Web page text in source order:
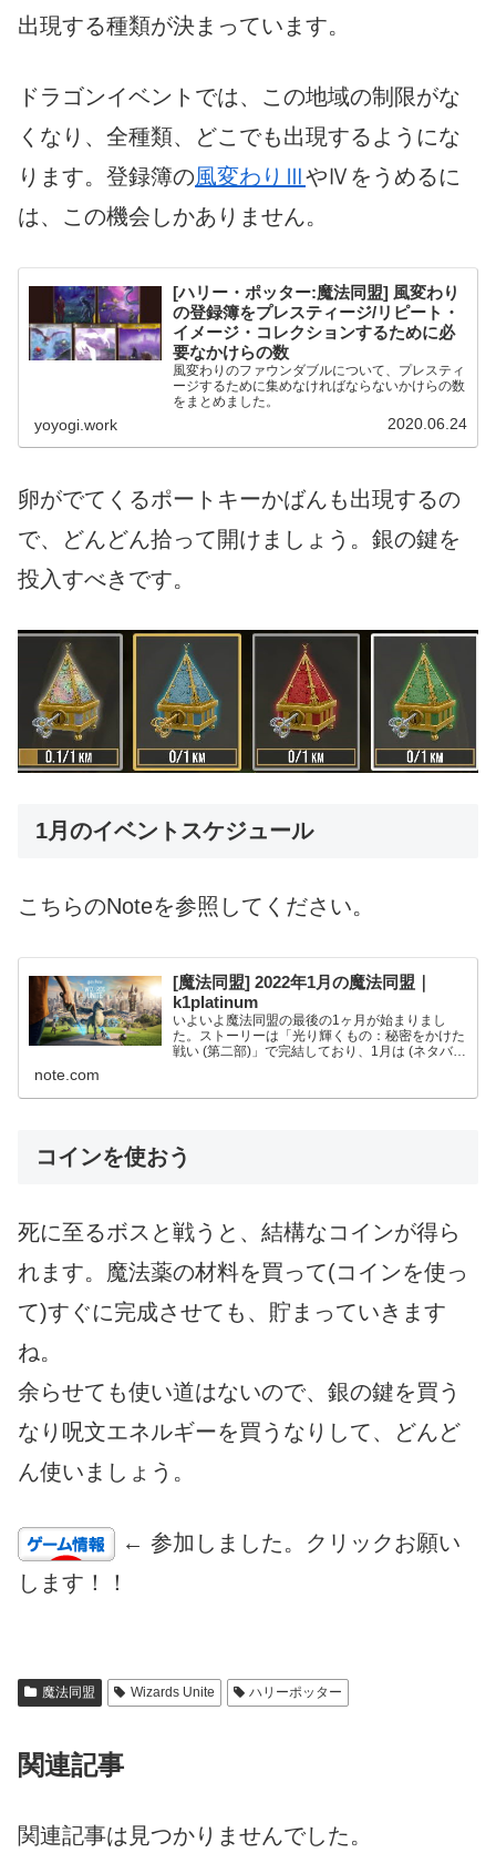
出現する種類が決まっています。
ドラゴンイベントでは、この地域の制限がな
くなり、全種類、どこでも出現するようにな
ります。登録簿の風変わりⅢやⅣをうめるに
は、この機会しかありません。
[ハリー・ポッター:魔法同盟] 風変わり
の登録簿をプレスティージ/リピート・
イメージ・コレクションするために必
要なかけらの数
風変わりのファウンダブルについて、プレスティ
ージするために集めなければならないかけらの数
をまとめました。
yoyogi.work 2020.06.24
卵がでてくるポートキーかばんも出現するの
で、どんどん拾って開けましょう。銀の鍵を
投入すべきです。
1月のイベントスケジュール
こちらのNoteを参照してください。
[魔法同盟] 2022年1月の魔法同盟｜
k1platinum
いよいよ魔法同盟の最後の1ヶ月が始まりまし
た。ストーリーは「光り輝くもの：秘密をかけた
戦い (第二部)」で完結しており、1月は (ネタバレ
期間に当たり...
note.com
コインを使おう
死に至るボスと戦うと、結構なコインが得ら
れます。魔法薬の材料を買って(コインを使っ
て)すぐに完成させても、貯まっていきます
ね。
余らせても使い道はないので、銀の鍵を買う
なり呪文エネルギーを買うなりして、どんど
ん使いましょう。
← 参加しました。クリックお願い
します！！
魔法同盟 Wizards Unite ハリーポッター
関連記事
関連記事は見つかりませんでした。